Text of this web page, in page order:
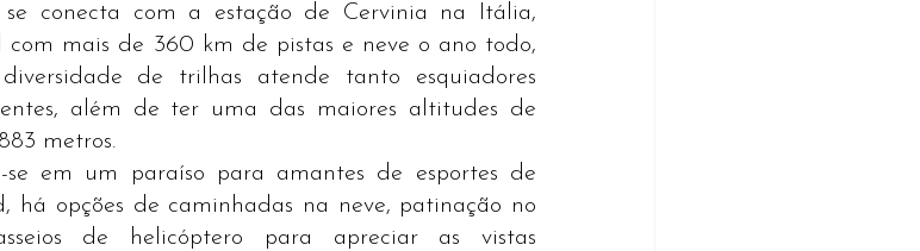
conecta com a estação de Cervinia na Itália,
com mais de 360 km de pistas e neve o ano todo,
de trilhas atende tanto esquiadores
além de ter uma das maiores altitudes de
metros.
em um paraíso para amantes de esportes de
há opções de caminhadas na neve, patinação no
de helicóptero para apreciar as vistas